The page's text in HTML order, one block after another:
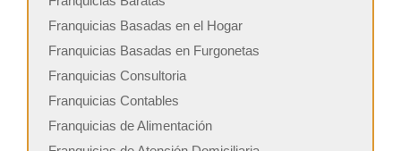
Franquicias Basadas en el Hogar
Franquicias Basadas en Furgonetas
Franquicias Consultoria
Franquicias Contables
Franquicias de Alimentación